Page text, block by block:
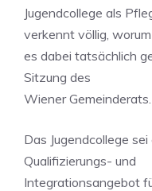
Jugendcollege als
verkennt völlig, worum
es dabei tatsächlich
Sitzung des
Wiener Gemeinderats.
Das Jugendcollege
Qualifizierungs- und
Integrationsangebot